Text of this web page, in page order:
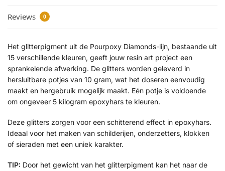
Reviews 0
Het glitterpigment uit de Pourpoxy Diamonds-lijn, bestaande uit
15 verschillende kleuren, geeft jouw resin art project een
sprankelende afwerking. De glitters worden geleverd in
hersluitbare potjes van 10 gram, wat het doseren eenvoudig
maakt en hergebruik mogelijk maakt. Eén potje is voldoende
om ongeveer 5 kilogram epoxyhars te kleuren.
Deze glitters zorgen voor een schitterend effect in epoxyhars.
Ideaal voor het maken van schilderijen, onderzetters, klokken
of sieraden met een uniek karakter.
TIP: Door het gewicht van het glitterpigment kan het naar de